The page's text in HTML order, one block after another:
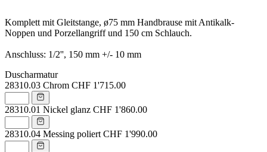
Komplett mit Gleitstange, ø75 mm Handbrause mit Antikalk-
Noppen und Porzellangriff und 150 cm Schlauch.
Anschluss: 1/2'', 150 mm +/- 10 mm
Duscharmatur
28310.03 Chrom CHF 1'715.00
28310.01 Nickel glanz CHF 1'860.00
28310.04 Messing poliert CHF 1'990.00